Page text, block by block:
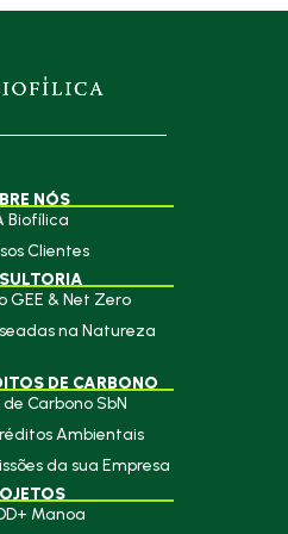
NÓS
Biofílica
Clientes
GEE & Net Zero
na Natureza
DE CARBONO
Carbono SbN
Ambientais
da sua Empresa
Manoa